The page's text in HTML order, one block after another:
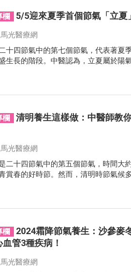
欄 5/5迎來夏季首個節氣「立
光醫療網
十四節氣中的第七個節氣，代表著夏
生長的階段。中醫認為，立夏屬於陽
欄
清明養生這樣做：中醫師教
光醫療網
二十四節氣中的第五個節氣，時間大
賞春的好時節。然而，清明時節氣候
欄
2024霜降節氣養生：沙參麥
管3種疾病！
光醫療網